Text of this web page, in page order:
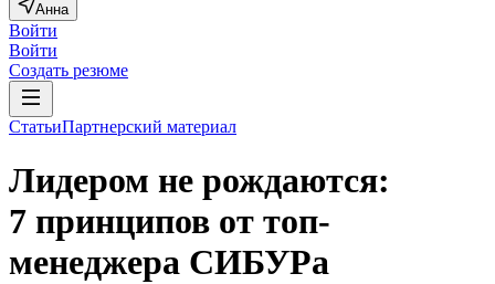
Анна
Войти
Войти
Создать резюме
СтатьиПартнерский материал
Лидером не рождаются:
7 принципов от топ-
менеджера СИБУРа